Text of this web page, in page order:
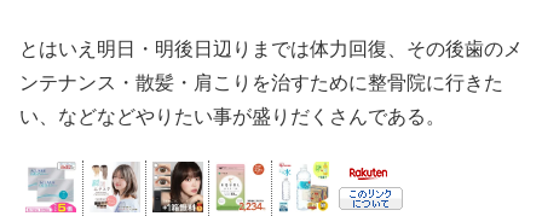
とはいえ明日・明後日辺りまでは体力回復、その後歯のメ
ンテナンス・散髪・肩こりを治すために整骨院に行きた
い、などなどやりたい事が盛りだくさんである。